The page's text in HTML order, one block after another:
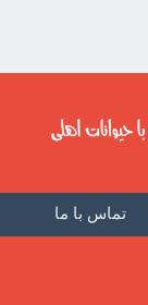
تماس با ما